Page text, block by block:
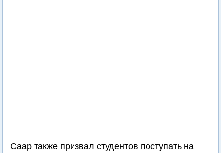
Саар также призвал студентов поступать на